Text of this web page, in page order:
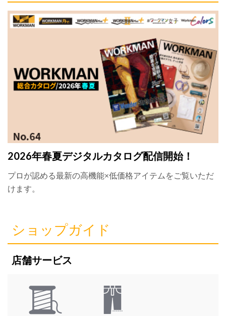
2026年春夏デジタルカタログ配信開始！
プロが認める最新の高機能×低価格アイテムをご覧いただ
けます。
ショップガイド
店舗サービス